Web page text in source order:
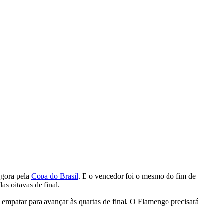
pela Copa do Brasil. E o vencedor foi o mesmo do fim de
oitavas de final.
para avançar às quartas de final. O Flamengo precisará